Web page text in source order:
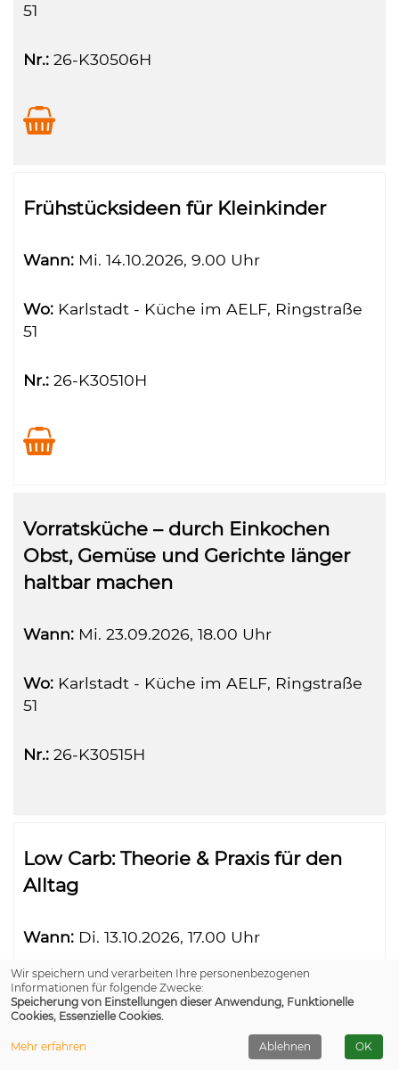
51
Nr.: 26-K30506H
Frühstücksideen für Kleinkinder
Wann: Mi. 14.10.2026, 9.00 Uhr
Wo: Karlstadt - Küche im AELF, Ringstraße
51
Nr.: 26-K30510H
Vorratsküche – durch Einkochen
Obst, Gemüse und Gerichte länger
haltbar machen
Wann: Mi. 23.09.2026, 18.00 Uhr
Wo: Karlstadt - Küche im AELF, Ringstraße
51
Nr.: 26-K30515H
Low Carb: Theorie & Praxis für den
Alltag
Wann: Di. 13.10.2026, 17.00 Uhr
Wo:Karlstadt - Küche in der Mittelschule
Wir speichern und verarbeiten Ihre personenbezogenen
Informationen für folgende Zwecke:
Speicherung von Einstellungen dieser Anwendung, Funktionelle
Cookies, Essenzielle Cookies.
Mehr erfahren Ablehnen OK